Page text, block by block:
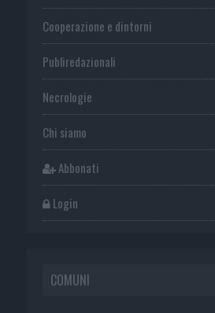
Cooperazione e dintorni
Publiredazionali
Necrologie
Chi siamo
Abbonati
Login
COMUNI